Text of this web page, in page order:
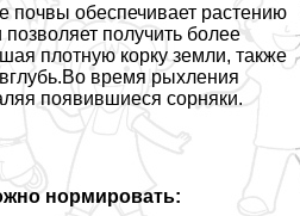
почвы обеспечивает растению
получить более
плотную корку земли, также
время рыхления
появившиеся сорняки.
нормировать: